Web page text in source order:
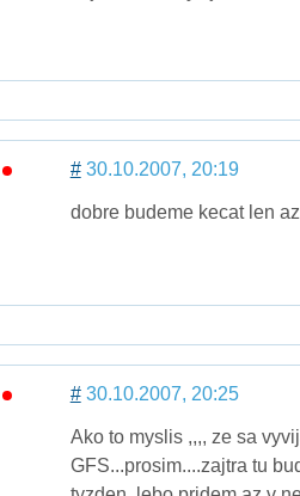
#30.10.2007, 20:19
dobre budeme kecat len
#30.10.2007, 20:25
Ako to myslis ,,,, ze sa
GFS...prosim....zajtra tu